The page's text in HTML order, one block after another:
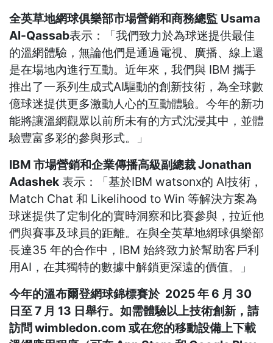
全英草地網球俱樂部市場營銷和商務總監 Usama
Al-Qassab表示：「我們致力於為球迷提供最佳
的溫網體驗，無論他們是通過電視、廣播、線上還
是在場地內進行互動。近年來，我們與 IBM 攜手
推出了一系列生成式AI驅動的創新技術，為全球數
億球迷提供更多激動人心的互動體驗。今年的新功
能將讓溫網觀眾以前所未有的方式沈浸其中，並體
驗豐富多彩的參與形式。」
IBM 市場營銷和企業傳播高級副總裁 Jonathan
Adashek 表示：「基於IBM watsonx的 AI技術，
Match Chat 和 Likelihood to Win 等解決方案為
球迷提供了定制化的實時洞察和比賽參與，拉近他
們與賽事及球員的距離。在與全英草地網球俱樂部
長達35 年的合作中，IBM 始終致力於幫助客戶利
用AI，在其獨特的數據中解鎖更深遠的價值。」
今年的溫布爾登網球錦標賽於 2025 年 6 月 30
日至 7 月 13 日舉行。如需體驗以上技術創新，請
訪問 wimbledon.com 或在您的移動設備上下載